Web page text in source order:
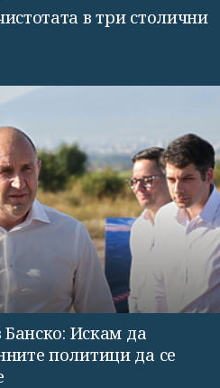
в три столични
Банско: Искам да
политици да се